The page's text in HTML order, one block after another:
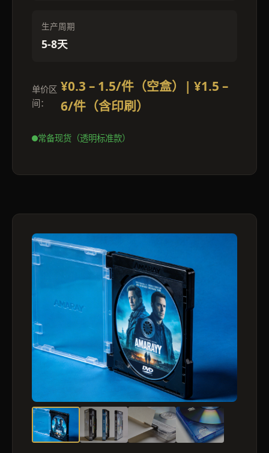
生产周期
5-8天
单价区
间：
¥0.3 – 1.5/件（空盒）| ¥1.5 –
6/件（含印刷）
常备现货（透明标准款）